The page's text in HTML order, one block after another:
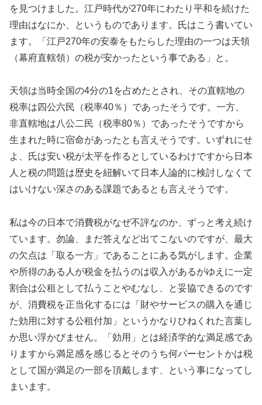
を見つけました。江戸時代が270年にわたり平和を続けた
理由はなにか、というものであります。氏はこう書いてい
ます。「江戸270年の安泰をもたらした理由の一つは天領
（幕府直轄領）の税が安かったという事である」と。
天領は当時全国の4分の1を占めたとされ、その直轄地の
税率は四公六民（税率40％）であったそうです。一方、
非直轄地は八公二民（税率80％）であったそうですから
生まれた時に宿命があったとも言えそうです。いずれにせ
よ、氏は安い税が太平を作るとしているわけですから日本
人と税の問題は歴史を紐解いて日本人論的に検討しなくて
はいけない深さのある課題であるとも言えそうです。
私は今の日本で消費税がなぜ不評なのか、ずっと考え続け
ています。勿論、まだ答えなど出てこないのですが、最大
の欠点は「取る一方」であることにある気がします。企業
や所得のある人が税金を払うのは収入があるがゆえに一定
割合は公租として払うことやむなし、と妥協できるのです
が、消費税を正当化するには「財やサービスの購入を通じ
た効用に対する公租付加」というかなりひねくれた言葉し
か思い浮かびません。「効用」とは経済学的な満足感であ
りますから満足感を感じるとそのうち何パーセントかは税
として国が満足の一部を頂戴します、という事になってし
まいます。